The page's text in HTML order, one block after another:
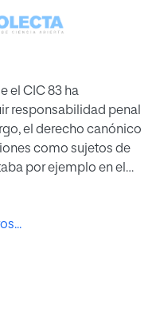
el CIC 83 ha
responsabilidad penal
el derecho canónico
como sujetos de
por ejemplo en el
los cuales el
la responsabilidad
en primer lugar
y en segundo lugar
XII y XIII en que se da